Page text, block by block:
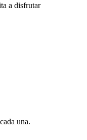
a disfrutar
una.